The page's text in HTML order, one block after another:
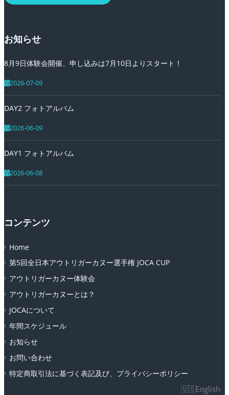
お知らせ
8月9日体験会開催、申し込みは7月10日よりスタート！
2026-07-09
DAY2 フォトアルバム
2026-06-09
DAY1 フォトアルバム
2026-06-08
コンテンツ
Home
第5回全日本アウトリガーカヌー選手権 JOCA CUP
アウトリガーカヌー体験会
アウトリガーカヌーとは？
JOCAについて
年間スケジュール
お知らせ
お問い合わせ
特定商取引法に基づく表記及び、プライバシーポリシー
English